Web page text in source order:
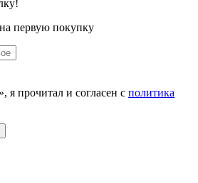
первую покупку
я прочитал и согласен с политика